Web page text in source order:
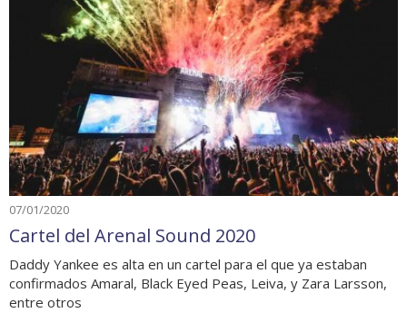
07/01/2020
Cartel del Arenal Sound 2020
Daddy Yankee es alta en un cartel para el que ya estaban
confirmados Amaral, Black Eyed Peas, Leiva, y Zara Larsson,
entre otros